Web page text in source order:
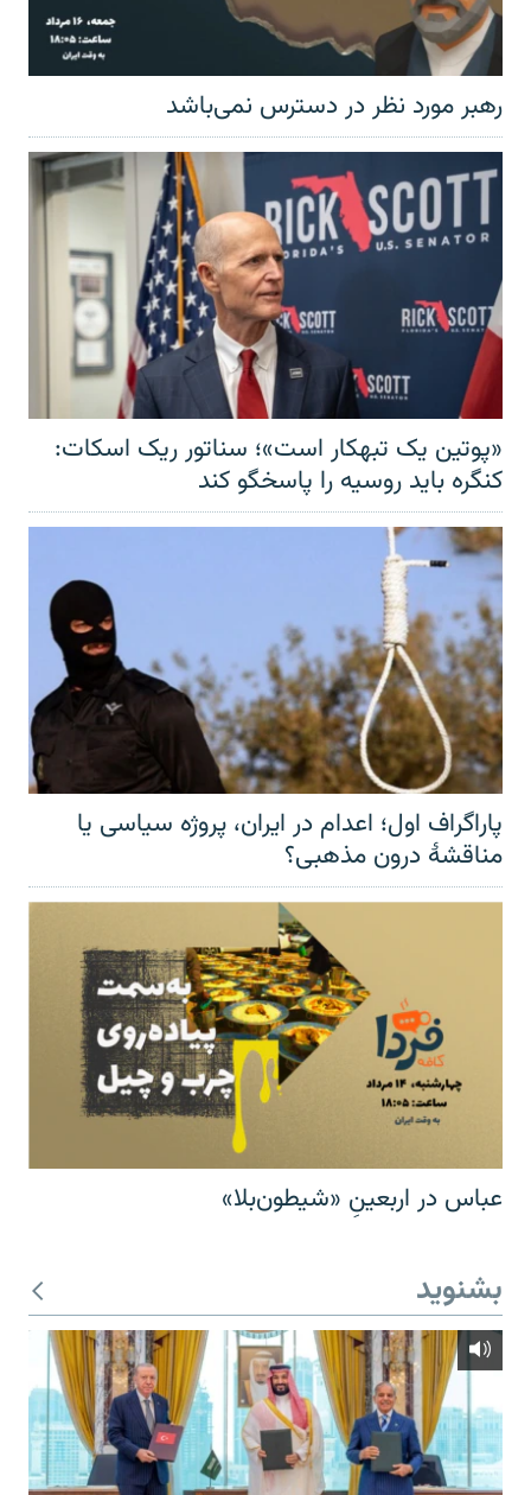
رهبر مورد نظر در دسترس نمی‌باشد
«پوتین یک تبهکار است»؛ سناتور ریک اسکات:
کنگره باید روسیه را پاسخگو کند
پاراگراف اول؛ اعدام در ایران، پروژه سیاسی یا
مناقشهٔ درون مذهبی؟
عباس در اربعینِ «شیطون‌بلا»
بشنوید